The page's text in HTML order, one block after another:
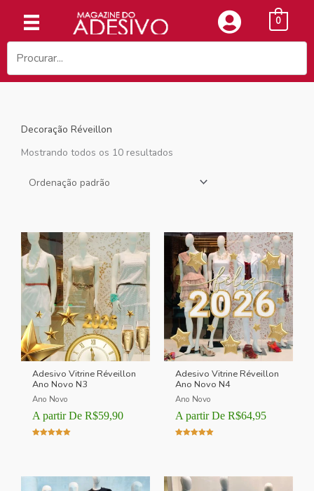
conteúdo
0
Decoração Réveillon
Mostrando todos os 10 resultados
Adesivo Vitrine Réveillon
Ano Novo N3
Ano Novo
A partir De R$59,90
Adesivo Vitrine Réveillon
Ano Novo N4
Ano Novo
A partir De R$64,95